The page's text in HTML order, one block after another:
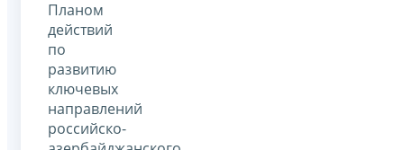
Планом
действий
по
развитию
ключевых
направлений
российско-